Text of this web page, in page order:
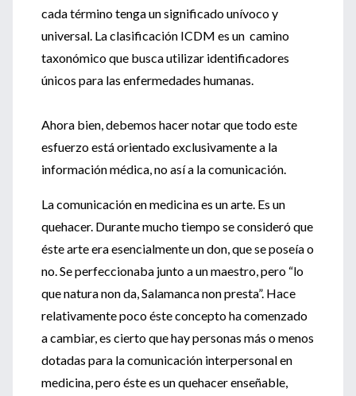
cada término tenga un significado unívoco y
universal. La clasificación ICDM es un camino
taxonómico que busca utilizar identificadores
únicos para las enfermedades humanas.
Ahora bien, debemos hacer notar que todo este
esfuerzo está orientado exclusivamente a la
información médica, no así a la comunicación.
La comunicación en medicina es un arte. Es un
quehacer. Durante mucho tiempo se consideró que
éste arte era esencialmente un don, que se poseía o
no. Se perfeccionaba junto a un maestro, pero “lo
que natura non da, Salamanca non presta”. Hace
relativamente poco éste concepto ha comenzado
a cambiar, es cierto que hay personas más o menos
dotadas para la comunicación interpersonal en
medicina, pero éste es un quehacer enseñable,